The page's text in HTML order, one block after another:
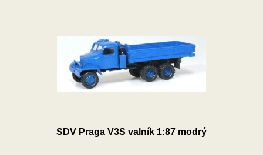
SDV Praga V3S valník 1:87 modrý